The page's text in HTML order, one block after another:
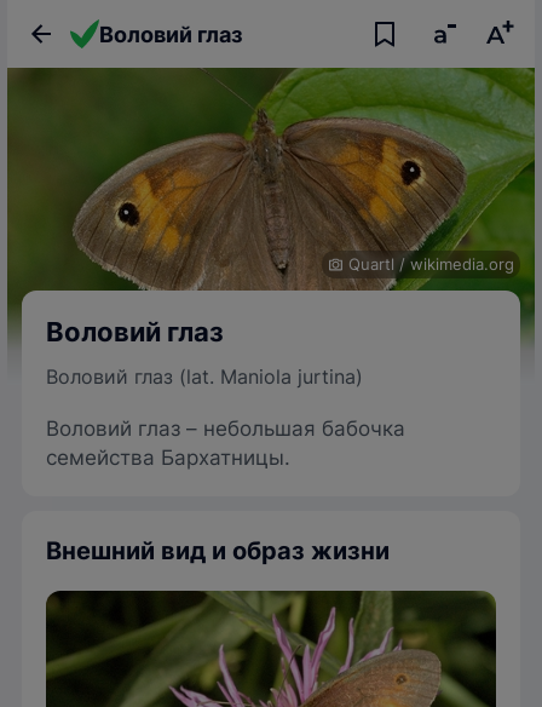
Воловий глаз
Quartl /wikimedia.org
Воловий глаз
Воловий глаз (lat. Maniola jurtina)
Воловий глаз – небольшая бабочка
семейства Бархатницы.
Внешний вид и образ жизни